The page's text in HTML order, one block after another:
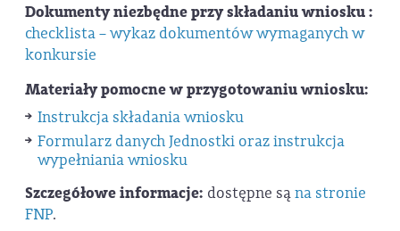
Dokumenty niezbędne przy składaniu wniosku :
checklista – wykaz dokumentów wymaganych w
konkursie
Materiały pomocne w przygotowaniu wniosku:
Instrukcja składania wniosku
Formularz danych Jednostki oraz instrukcja
wypełniania wniosku
Szczegółowe informacje: dostępne sąna stronie
FNP.